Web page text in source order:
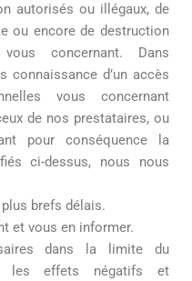
autorisés ou illégaux, de
ou encore de destruction
concernant. Dans
connaissance d’un accès
vous concernant
de nos prestataires, ou
pour conséquence la
ci-dessus, nous nous
brefs délais.
et vous en informer.
dans la limite du
les effets négatifs et